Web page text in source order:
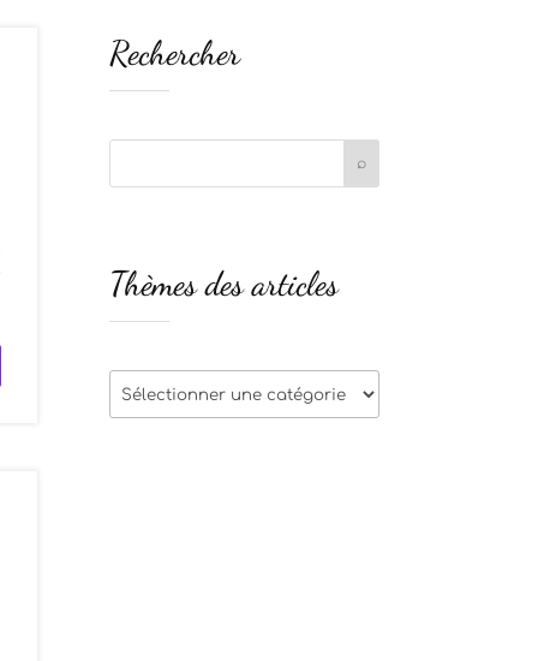
Rechercher
Thèmes des articles
Thèmes
des